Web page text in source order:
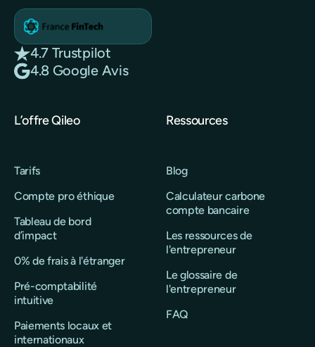
4.7 Trustpilot
4.8 Google Avis
L’offre Qileo
Tarifs
Compte pro éthique
Tableau de bord
d’impact
0% de frais à l'étranger
Pré-comptabilité
intuitive
Paiements locaux et
internationaux
Ressources
Blog
Calculateur carbone
compte bancaire
Les ressources de
l'entrepreneur
Le glossaire de
l'entrepreneur
FAQ